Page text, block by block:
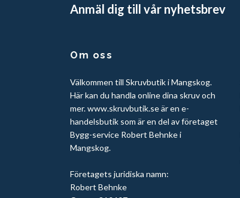
Anmäl dig till vår nyhetsbrev
Om oss
Välkommen till Skruvbutik i Mangskog.
Här kan du handla online dina skruv och
mer. www.skruvbutik.se är en e-
handelsbutik som är en del av företaget
Bygg-service Robert Behnke i
Mangskog.
Företagets juridiska namn:
Robert Behnke